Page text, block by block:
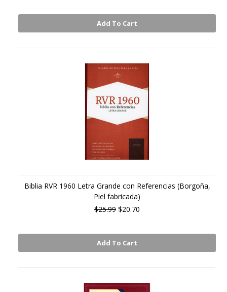
Add To Cart
Biblia RVR 1960 Letra Grande con Referencias (Borgoña,
Piel fabricada)
$25.99 $20.70
Add To Cart